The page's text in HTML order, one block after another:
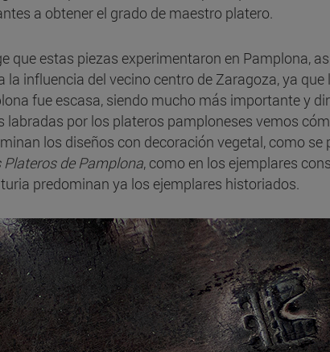
a obtener el grado de maestro platero.
que estas piezas experimentaron en Pamplona,
la influencia del vecino centro de Zaragoza, ya
fue escasa, siendo mucho más importante y
labradas por los plateros pamploneses vemos
los diseños con decoración vegetal, como se
Plateros de Pamplona, como en los ejemplares
predominan ya los ejemplares historiados.